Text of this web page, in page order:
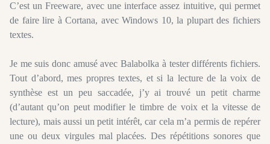
C’est un Freeware, avec une interface assez intuitive, qui permet
de faire lire à Cortana, avec Windows 10, la plupart des fichiers
textes.
Je me suis donc amusé avec Balabolka à tester différents fichiers.
Tout d’abord, mes propres textes, et si la lecture de la voix de
synthèse est un peu saccadée, j’y ai trouvé un petit charme
(d’autant qu’on peut modifier le timbre de voix et la vitesse de
lecture), mais aussi un petit intérêt, car cela m’a permis de repérer
une ou deux virgules mal placées. Des répétitions sonores que